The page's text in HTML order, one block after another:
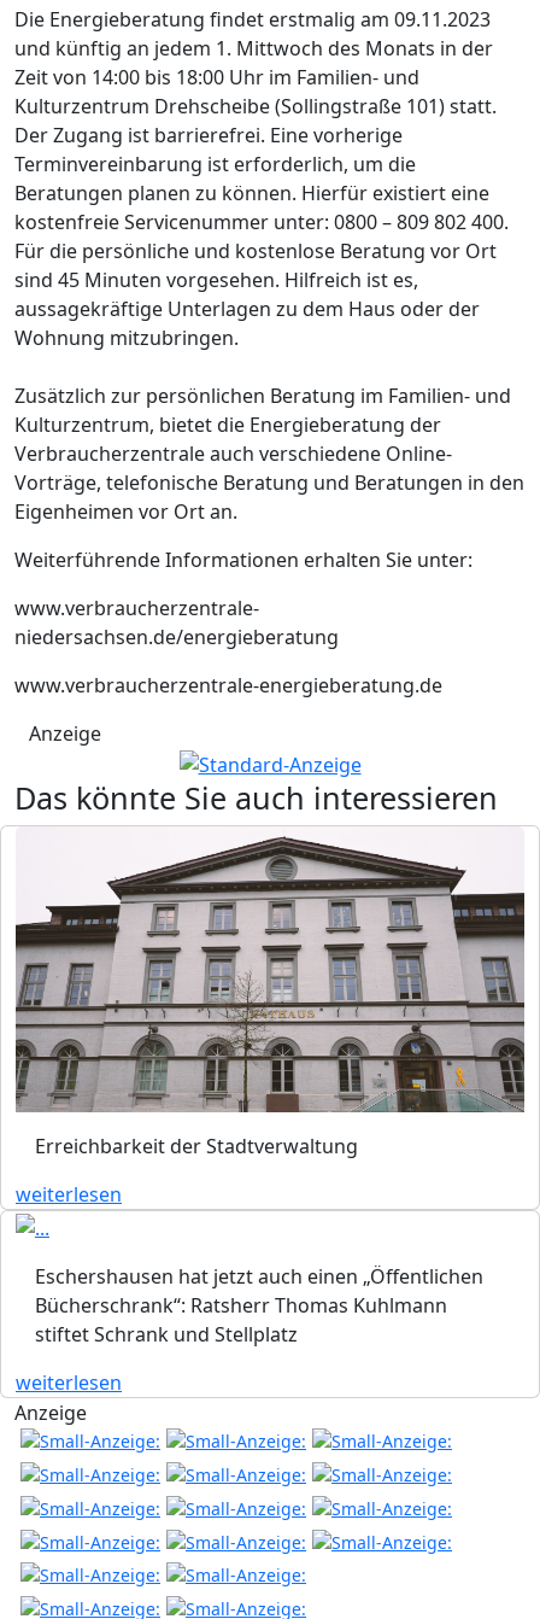
Die Energieberatung findet erstmalig am 09.11.2023
und künftig an jedem 1. Mittwoch des Monats in der
Zeit von 14:00 bis 18:00 Uhr im Familien- und
Kulturzentrum Drehscheibe (Sollingstraße 101) statt.
Der Zugang ist barrierefrei. Eine vorherige
Terminvereinbarung ist erforderlich, um die
Beratungen planen zu können. Hierfür existiert eine
kostenfreie Servicenummer unter: 0800 – 809 802 400.
Für die persönliche und kostenlose Beratung vor Ort
sind 45 Minuten vorgesehen. Hilfreich ist es,
aussagekräftige Unterlagen zu dem Haus oder der
Wohnung mitzubringen.
Zusätzlich zur persönlichen Beratung im Familien- und
Kulturzentrum, bietet die Energieberatung der
Verbraucherzentrale auch verschiedene Online-
Vorträge, telefonische Beratung und Beratungen in den
Eigenheimen vor Ort an.
Weiterführende Informationen erhalten Sie unter:
www.verbraucherzentrale-
niedersachsen.de/energieberatung
www.verbraucherzentrale-energieberatung.de
Anzeige
Das könnte Sie auch interessieren
Erreichbarkeit der Stadtverwaltung
weiterlesen
Eschershausen hat jetzt auch einen „Öffentlichen
Bücherschrank“: Ratsherr Thomas Kuhlmann
stiftet Schrank und Stellplatz
weiterlesen
Anzeige